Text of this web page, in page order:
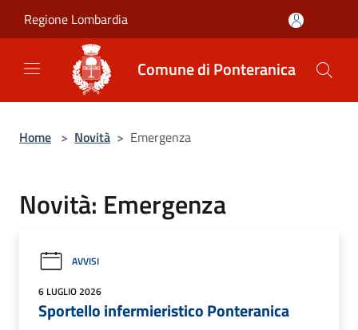
Regione Lombardia
Comune di Ponteranica
Home > Novità > Emergenza
Novità: Emergenza
AVVISI
6 LUGLIO 2026
Sportello infermieristico Ponteranica